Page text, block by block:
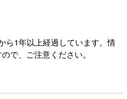
ら1年以上経過しています。情
で、ご注意ください。